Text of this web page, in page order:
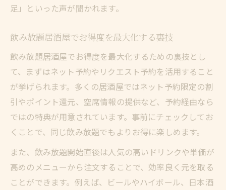
足」といった声が聞かれます。
飲み放題居酒屋でお得度を最大化する裏技
飲み放題居酒屋でお得度を最大化するための裏技とし
て、まずはネット予約やリクエスト予約を活用すること
が挙げられます。多くの居酒屋ではネット予約限定の割
引やポイント還元、空席情報の提供など、予約経由なら
ではの特典が用意されています。事前にチェックしてお
くことで、同じ飲み放題でもよりお得に楽しめます。
また、飲み放題開始直後は人気の高いドリンクや単価が
高めのメニューから注文することで、効率良く元を取る
ことができます。例えば、ビールやハイボール、日本酒